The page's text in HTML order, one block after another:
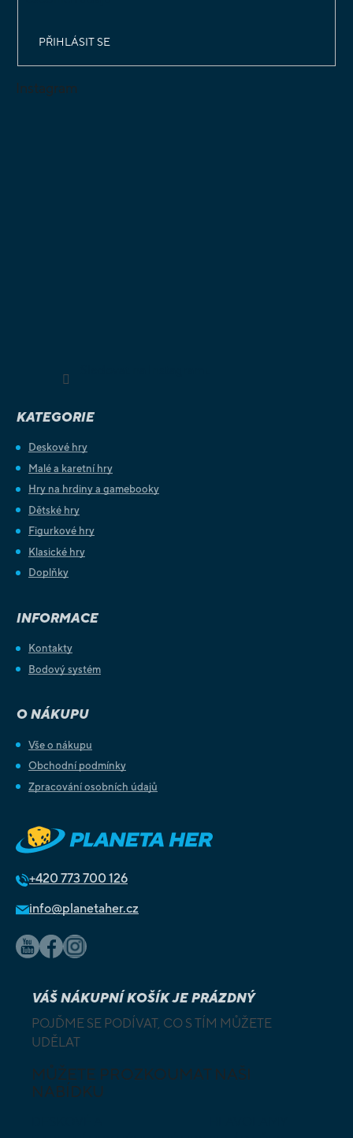
PŘIHLÁSIT SE
Instagram
KATEGORIE
Deskové hry
Malé a karetní hry
Hry na hrdiny a gamebooky
Dětské hry
Figurkové hry
Klasické hry
Doplňky
INFORMACE
Kontakty
Bodový systém
O NÁKUPU
Vše o nákupu
Obchodní podmínky
Zpracování osobních údajů
+420 773 700 126
info@planetaher.cz
VÁŠ NÁKUPNÍ KOŠÍK JE PRÁZDNÝ
POJĎME SE PODÍVAT, CO S TÍM MŮŽETE
UDĚLAT
MŮŽETE PROZKOUMAT NAŠI
NABÍDKU